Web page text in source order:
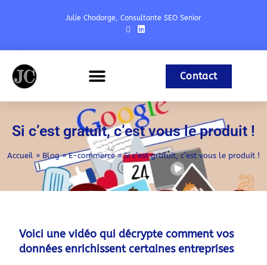
Julie Chodorge, Consultante SEO Senior
Contact
Si c’est gratuit, c’est vous le produit !
Accueil » Blog»E-commerce»Si c’est gratuit, c’est vous le produit !
Voici une vidéo qui décrypte comment vos
données enrichissent certaines entreprises